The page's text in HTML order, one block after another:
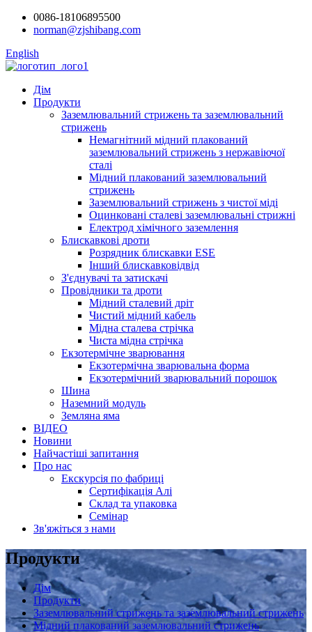
0086-18106895500
norman@zjshibang.com
English
Дім
Продукти
Заземлювальний стрижень та заземлювальний
стрижень
Немагнітний мідний плакований
заземлювальний стрижень з нержавіючої
сталі
Мідний плакований заземлювальний
стрижень
Заземлювальний стрижень з чистої міді
Оцинковані сталеві заземлювальні стрижні
Електрод хімічного заземлення
Блискавкові дроти
Розрядник блискавки ESE
Інший блискавковідвід
З'єднувачі та затискачі
Провідники та дроти
Мідний сталевий дріт
Чистий мідний кабель
Мідна сталева стрічка
Чиста мідна стрічка
Екзотермічне зварювання
Екзотермічна зварювальна форма
Екзотермічний зварювальний порошок
Шина
Наземний модуль
Земляна яма
ВІДЕО
Новини
Найчастіші запитання
Про нас
Екскурсія по фабриці
Сертифікація Алі
Склад та упаковка
Семінар
Зв'яжіться з нами
Продукти
Дім
Продукти
Заземлювальний стрижень та заземлювальний стрижень
Мідний плакований заземлювальний стрижень